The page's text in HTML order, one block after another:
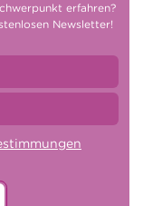
erfahren?
Newsletter!